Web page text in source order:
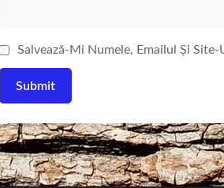
Salvează-Mi Numele, Emailul Și